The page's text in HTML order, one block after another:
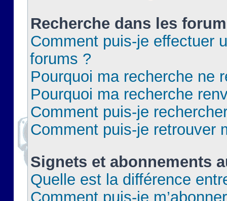
Recherche dans les
Comment puis-je effectuer
forums ?
Pourquoi ma recherche ne
Pourquoi ma recherche
Comment puis-je
Comment puis-je retrouver
Signets et abonnements
Quelle est la différence
Comment puis-je